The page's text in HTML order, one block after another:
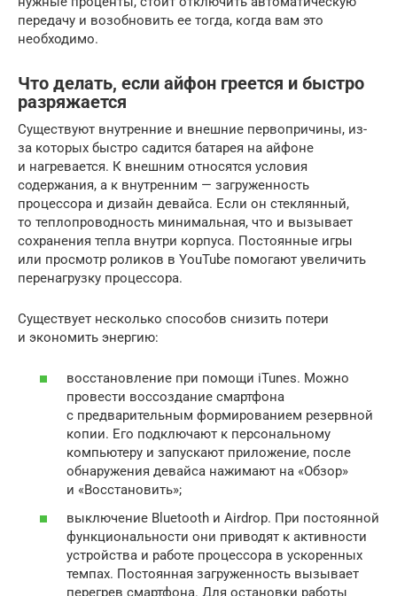
передачу и возобновить ее тогда, когда вам это
необходимо.
Что делать, если айфон греется и быстро
разряжается
Существуют внутренние и внешние первопричины, из-
за которых быстро садится батарея на айфоне
и нагревается. К внешним относятся условия
содержания, а к внутренним — загруженность
процессора и дизайн девайса. Если он стеклянный,
то теплопроводность минимальная, что и вызывает
сохранения тепла внутри корпуса. Постоянные игры
или просмотр роликов в YouTube помогают увеличить
перенагрузку процессора.
Существует несколько способов снизить потери
и экономить энергию:
восстановление при помощи iTunes. Можно
провести воссоздание смартфона
с предварительным формированием резервной
копии. Его подключают к персональному
компьютеру и запускают приложение, после
обнаружения девайса нажимают на «Обзор»
и «Восстановить»;
выключение Bluetooth и Airdrop. При постоянной
функциональности они приводят к активности
устройства и работе процессора в ускоренных
темпах. Постоянная загруженность вызывает
перегрев смартфона. Для остановки работы